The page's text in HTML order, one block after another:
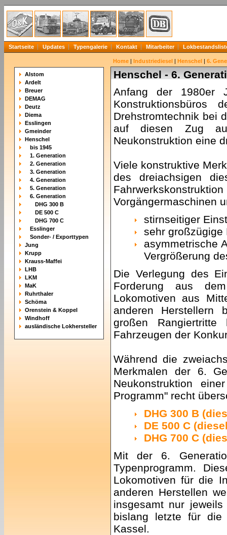
Startseite Updates Typengalerie Kontakt Mitarbeiter
Alstom
Ardelt
Breuer
DEMAG
Deutz
Diema
Esslingen
Gmeinder
Henschel
bis 1945
1. Generation
2. Generation
3. Generation
4. Generation
5. Generation
6. Generation
DHG 300 B
DE 500 C
DHG 700 C
Esslinger
Sonder- / Exporttypen
Jung
Krupp
Krauss-Maffei
LHB
LKM
MaK
Ruhrthaler
Schöma
Orenstein & Koppel
Windhoff
ausländische Lokhersteller
Home | Industriediesel | Henschel | 6.
Henschel - 6.
Anfang der 1980er
Konstruktionsbüros
Drehstromtechnik bei
auf diesen Zug
Neukonstruktion eine
Viele konstruktive
des dreiachsigen
Vorgängermaschinen
stirnseitiger
sehr großzügige
asymmetrische
Vergrößerung
Die Verlegung des
Forderung aus
Lokomotiven aus
anderen Herstellern
großen
Fahrzeugen der
Während die
Merkmalen der 6.
Neukonstruktion
Programm" recht
DHG 300 B
DE 500 C
DHG 700 C
Mit der 6.
Typenprogramm.
Lokomotiven für die
anderen Herstellen
insgesamt nur
bislang letzte für die
Kassel.